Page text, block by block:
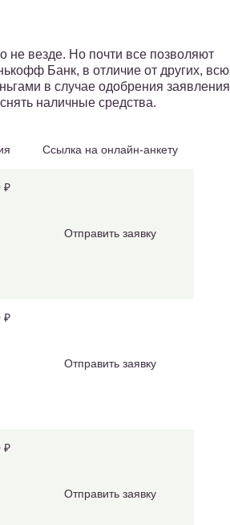
не везде. Но почти все позволяют
Банк, в отличие от других, всю
в случае одобрения заявления
наличные средства.
Ссылка на онлайн-анкету
₽
Отправить заявку
₽
Отправить заявку
₽
Отправить заявку